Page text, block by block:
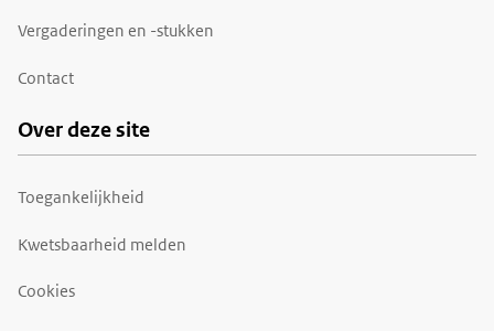
Vergaderingen en -stukken
Contact
Over deze site
Toegankelijkheid
Kwetsbaarheid melden
Cookies